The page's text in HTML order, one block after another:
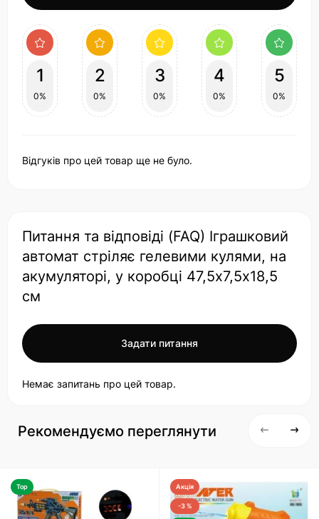
1
0%
2
0%
3
0%
4
0%
5
0%
Відгуків про цей товар ще не було.
Питання та відповіді (FAQ) Іграшковий
автомат стріляє гелевими кулями, на
акумуляторі, у коробці 47,5х7,5х18,5
см
Задати питання
Немає запитань про цей товар.
Рекомендуємо переглянути
Top Акція
-3 %